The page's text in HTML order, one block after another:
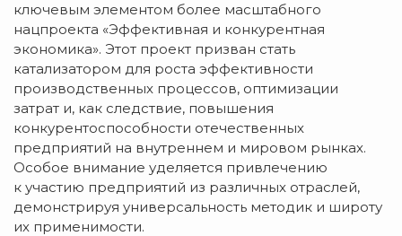
ключевым элементом более масштабного
нацпроекта «Эффективная и конкурентная
экономика». Этот проект призван стать
катализатором для роста эффективности
производственных процессов, оптимизации
затрат и, как следствие, повышения
конкурентоспособности отечественных
предприятий на внутреннем и мировом рынках.
Особое внимание уделяется привлечению
к участию предприятий из различных отраслей,
демонстрируя универсальность методик и широту
их применимости.